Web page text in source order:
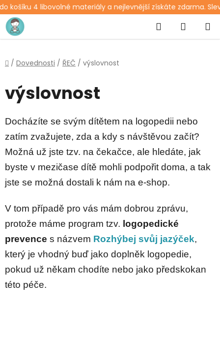
4 libovolné materiály a nejlevnější získáte zdarma. Sleva
Přejít
na
obsah
Hledat
KOŠÍK
Domů
/ Dovednosti / ŘEČ / výslovnost
výslovnost
Docházíte se svým dítětem na logopedii nebo
zatím zvažujete, zda a kdy s návštěvou začít?
Možná už jste tzv. na čekačce, ale hledáte, jak
byste v mezičase dítě mohli podpořit doma, a tak
jste se možná dostali k nám na e-shop.
V tom případě pro vás mám dobrou zprávu,
protože máme program tzv. logopedické
prevence s názvem Rozhýbej svůj jazýček,
který je vhodný buď jako doplněk logopedie,
pokud už někam chodíte nebo jako předskokan
této péče.